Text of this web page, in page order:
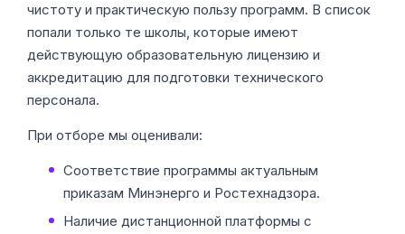
чистоту и практическую пользу программ. В список
попали только те школы, которые имеют
действующую образовательную лицензию и
аккредитацию для подготовки технического
персонала.
При отборе мы оценивали:
Соответствие программы актуальным
приказам Минэнерго и Ростехнадзора.
Наличие дистанционной платформы с